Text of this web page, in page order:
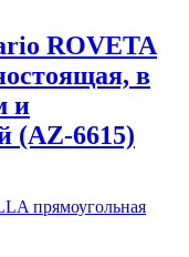
ROVETA
в
и
(AZ-6615)